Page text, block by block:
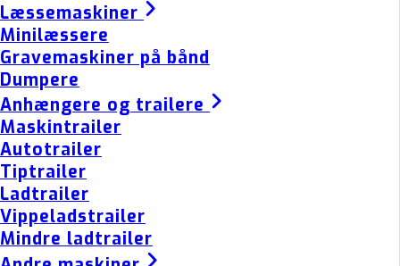
Læssemaskiner
Minilæssere
Gravemaskiner på bånd
Dumpere
Anhængere og trailere
Maskintrailer
Autotrailer
Tiptrailer
Ladtrailer
Vippeladstrailer
Mindre ladtrailer